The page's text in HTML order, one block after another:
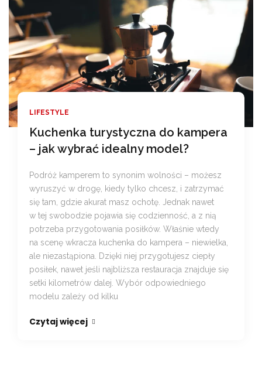
LIFESTYLE
Kuchenka turystyczna do kampera
– jak wybrać idealny model?
Podróż kamperem to synonim wolności – możesz
wyruszyć w drogę, kiedy tylko chcesz, i zatrzymać
się tam, gdzie akurat masz ochotę. Jednak nawet
w tej swobodzie pojawia się codzienność, a z nią
potrzeba przygotowania posiłków. Właśnie wtedy
na scenę wkracza kuchenka do kampera – niewielka,
ale niezastąpiona. Dzięki niej przygotujesz ciepły
posiłek, nawet jeśli najbliższa restauracja znajduje się
setki kilometrów dalej. Wybór odpowiedniego
modelu zależy od kilku
Czytaj więcej